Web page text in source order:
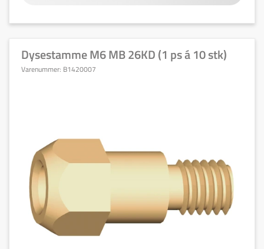
Dysestamme M6 MB 26KD (1 ps á 10 stk)
Varenummer: B1420007